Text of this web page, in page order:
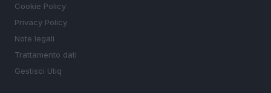
Cookie Policy
Privacy Policy
Note legali
Trattamento dati
Gestisci Utiq